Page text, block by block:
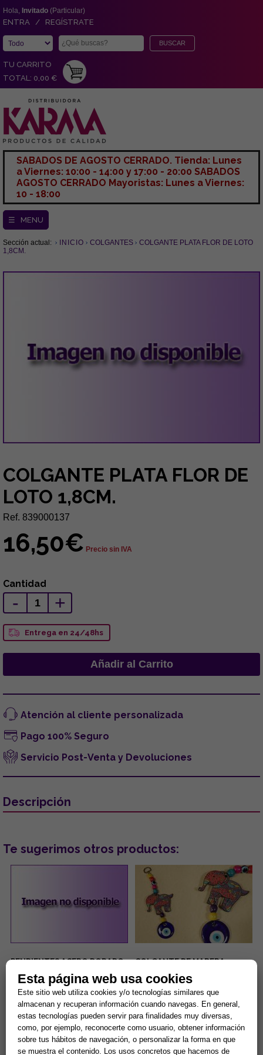
Hola, Invitado (Particular)
ENTRA / REGÍSTRATE
TU CARRITO
TOTAL: 0,00 €
SABADOS DE AGOSTO CERRADO. Tienda: Lunes
a Viernes: 10:00 - 14:00 y 17:00 - 20:00 SABADOS
AGOSTO CERRADO Mayoristas: Lunes a Viernes:
10 - 18:00
☰ MENU
Sección actual: INICIO COLGANTES
COLGANTE PLATA FLOR DE LOTO
1,8CM.
COLGANTE PLATA FLOR DE
LOTO 1,8CM.
Ref. 839000137
16,50€ Precio sin IVA
Cantidad
- +
Entrega en 24/48hs
Atención al cliente personalizada
Pago 100% Seguro
Servicio Post-Venta y Devoluciones
Descripción
Te sugerimos otros productos:
PENDIENTES ACERO DORADO
CON PESTAÑAS BRILLANTES
5,00 €
Comprar
COLGANTE DE MADERA
COLORES Y OJO TURCO
6.5x19CM
...
1,80 €
Comprar
Esta página web usa cookies
Este sitio web utiliza cookies y/o tecnologías similares que
almacenan y recuperan información cuando navegas. En general,
estas tecnologías pueden servir para finalidades muy diversas,
como, por ejemplo, reconocerte como usuario, obtener información
sobre tus hábitos de navegación, o personalizar la forma en que
se muestra el contenido. Los usos concretos que hacemos de